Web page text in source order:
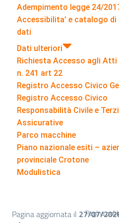
Adempimento legge 24/
Accessibilita’ e catalogo
dati
Dati ulteriori
Richiesta Accesso agli Atti
n. 241 art 22
Registro Accesso Civico
Registro Accesso Civico
Responsabilità Civile e
Assicurative
Parco macchine
Piano nazionale esiti –
provinciale Crotone
Modulistica
Pagina aggiornata il 27/07/
Pagina